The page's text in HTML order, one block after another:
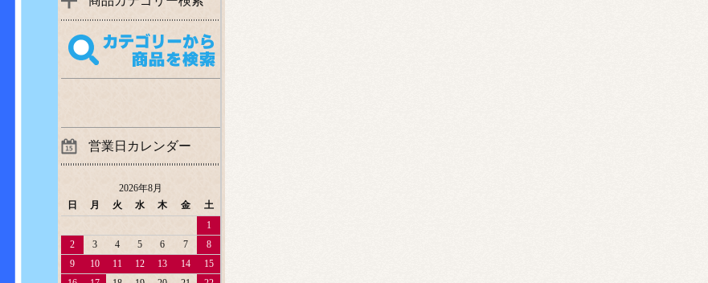
営業日カレンダー
2026年8月
日
月 火 水 木 金
土
1
2
3 4 5 6 7
8
9
10 11 12 13 14
15